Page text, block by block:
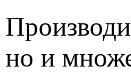
но и